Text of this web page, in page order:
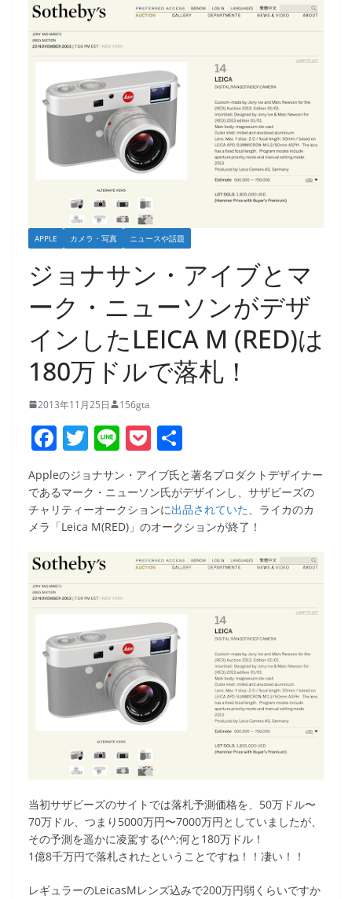
APPLE カメラ・写真 ニュースや話題
ジョナサン・アイブとマ
ーク・ニューソンがデザ
インしたLEICA M (RED)は
180万ドルで落札！
2013年11月25日 156gta
F
a
c
e
b
o
o
k
T
w
itt
er
Li
n
e
P
o
ck
et
有
Appleのジョナサン・アイブ氏と著名プロダクトデザイナー
であるマーク・ニューソン氏がデザインし、サザビーズの
チャリティーオークションに出品されていた
、ライカのカ
メラ「Leica M(RED)」のオークションが終了！
当初サザビーズのサイトでは落札予測価格を、50万ドル〜
70万ドル、つまり5000万円〜7000万円としていましたが、
その予測を遥かに凌駕する(^^;何と180万ドル！
1億8千万円で落札されたということですね！！凄い！！
レギュラーのLeicasMレンズ込みで200万円弱くらいですか